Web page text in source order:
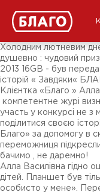
ЗМІ про нас
Підписники соц-
Ярмарки
Холодним лютневим
душевно : чудовий
2013 16GB - був
історій « Завдяки«
Клієнтка «Благо »
компетентне журі
участь у конкурсі не з
поділитися своєю
Благо» за допомогу в
переможниця
бачимо , не даремно!
Алла Василівна гідно
дітей. Планшет був
особисто у мене».